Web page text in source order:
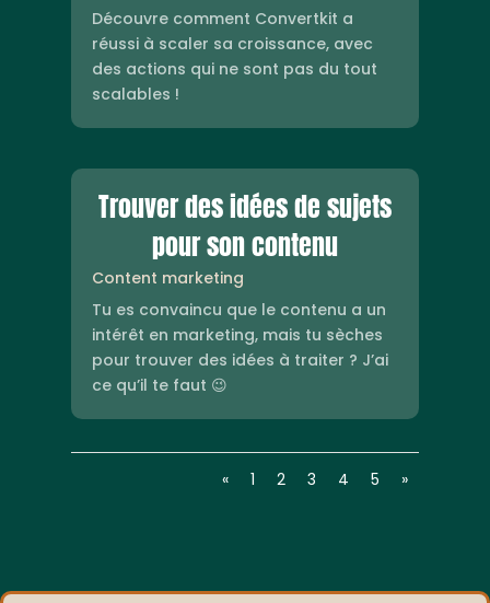
Découvre comment Convertkit a
réussi à scaler sa croissance, avec
des actions qui ne sont pas du tout
scalables !
Trouver des idées de sujets
pour son contenu
Content marketing
Tu es convaincu que le contenu a un
intérêt en marketing, mais tu sèches
pour trouver des idées à traiter ? J’ai
ce qu’il te faut 😉
« 1 2 3 4 5 »